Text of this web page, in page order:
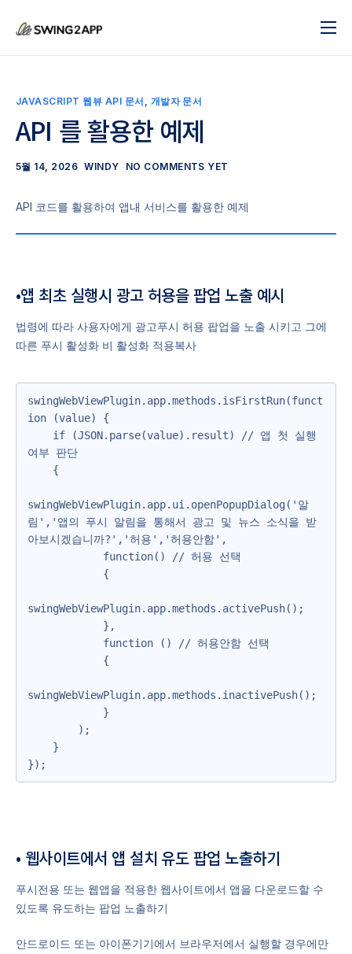
블로그
도움말
JAVASCRIPT 웹뷰 API 문서 , 개발자 문서
API 를 활용한 예제
5월 14, 2026 WINDY NO COMMENTS YET
API 코드를 활용하여 앱내 서비스를 활용한 예제
•앱 최초 실행시 광고 허용을 팝업 노출 예시
법령에 따라 사용자에게 광고푸시 허용 팝업을 노출 시키고 그에
따른 푸시 활성화 비 활성화 적용복사
swingWebViewPlugin.app.methods.isFirstRun(funct
ion (value) {
여부 판단
swingWebViewPlugin.app.ui.openPopupDialog('알
림','앱의 푸시 알림을 통해서 광고 및 뉴스 소식을 받
아보시겠습니까?','허용','허용안함',
swingWebViewPlugin.app.methods.activePush();
swingWebViewPlugin.app.methods.inactivePush();
});
• 웹사이트에서 앱 설치 유도 팝업 노출하기
푸시전용 또는 웹앱을 적용한 웹사이트에서 앱을 다운로드할 수
있도록 유도하는 팝업 노출하기
안드로이드 또는 아이폰기기에서 브라우저에서 실행할 경우에만